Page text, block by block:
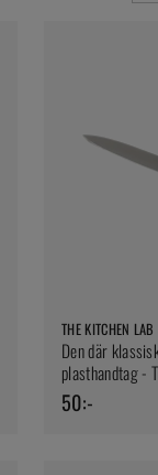
THE KITCHEN LAB
Den där
plasthandtag -
50:-